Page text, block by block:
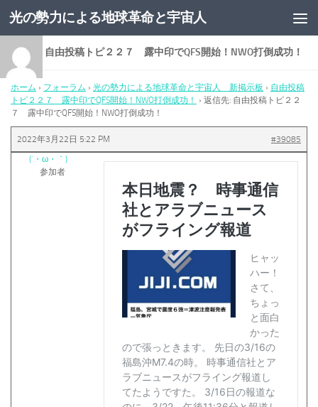
コンテンツへスキップ
光の勢力による地球革命と宇宙人
返信先: 自由投稿トピ２２７ 露中印でQFS開始！NWO打倒成功！
ホーム › フォーラム › 光の勢力による地球革命と宇宙人 新掲示板 › 自由投稿
トピ２２７ 露中印でQFS開始！NWO打倒成功！
› 返信先: 自由投稿トピ２２
７ 露中印でQFS開始！NWO打倒成功！
2022年3月22日 5:22 PM
#39085
(´・ω・｀)
参加者